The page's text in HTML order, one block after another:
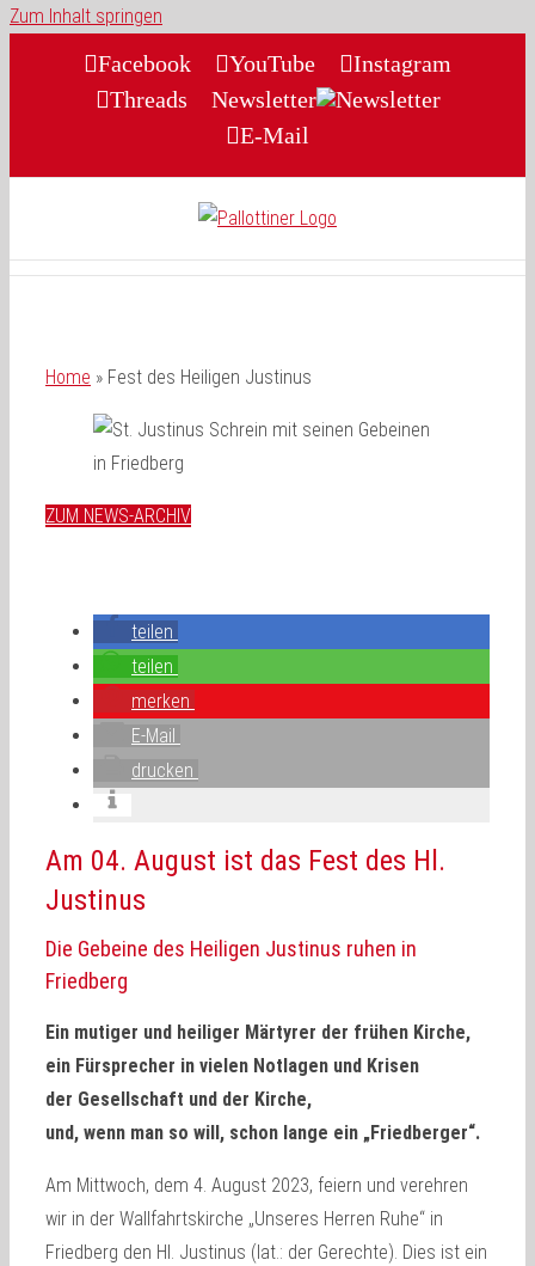
Zum Inhalt springen
Facebook YouTube
Instagram
Threads
Newsletter
E-Mail
Home » Fest des Heiligen Justinus
ZUM NEWS-ARCHIV
teilen
teilen
merken
E-Mail
drucken
Am 04. August ist das Fest des Hl.
Justinus
Die Gebeine des Heiligen Justinus ruhen in
Friedberg
Ein mutiger und heiliger Märtyrer der frühen Kirche,
ein Fürsprecher in vielen Notlagen und Krisen
der Gesellschaft und der Kirche,
und, wenn man so will, schon lange ein „Friedberger“.
Am Mittwoch, dem 4. August 2023, feiern und verehren
wir in der Wallfahrtskirche „Unseres Herren Ruhe“ in
Friedberg den Hl. Justinus (lat.: der Gerechte). Dies ist ein